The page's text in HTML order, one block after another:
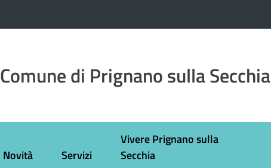
Comune di Prignano sulla Secchia
Novità Servizi
Vivere Prignano sulla
Secchia
Menu selezionato